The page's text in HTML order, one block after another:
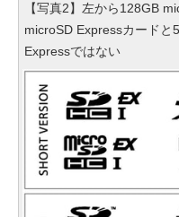
【写真2】左から128GB
microSD Expressカードと
Expressではない